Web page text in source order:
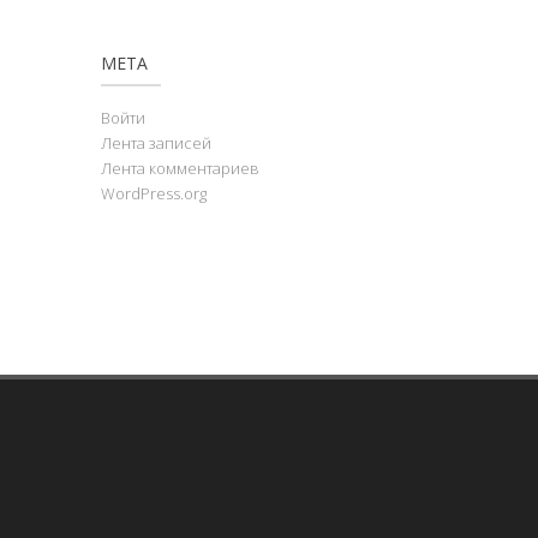
МЕТА
Войти
Лента записей
Лента комментариев
WordPress.org